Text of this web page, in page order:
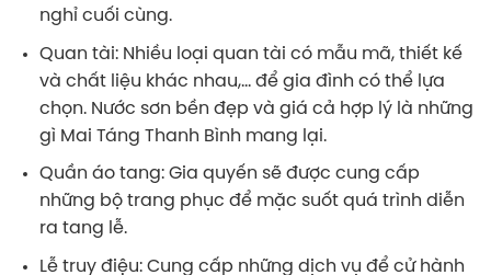
nghỉ cuối cùng.
Quan tài: Nhiều loại quan tài có mẫu mã, thiết kế
và chất liệu khác nhau,… để gia đình có thể lựa
chọn. Nước sơn bền đẹp và giá cả hợp lý là những
gì Mai Táng Thanh Bình mang lại.
Quần áo tang: Gia quyến sẽ được cung cấp
những bộ trang phục để mặc suốt quá trình diễn
ra tang lễ.
Lễ truy điệu: Cung cấp những dịch vụ để cử hành